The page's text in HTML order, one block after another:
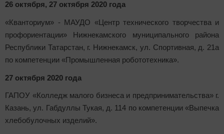
26 октября, 27 октября 2020 года
«Кванториум» - МАУДО «Центр технического творчества и
профориентации» Нижнекамского муниципального района
Республики Татарстан, г. Нижнекамск, ул. Спортивная, д. 21а
по компетенции «Промышленная робототехника».
27 октября 2020 года
ГАПОУ «Колледж малого бизнеса и предпринимательства» г.
Казань, ул. Габдуллы Тукая, д. 114 по компетенции «Выпечка
хлебобулочных изделий».